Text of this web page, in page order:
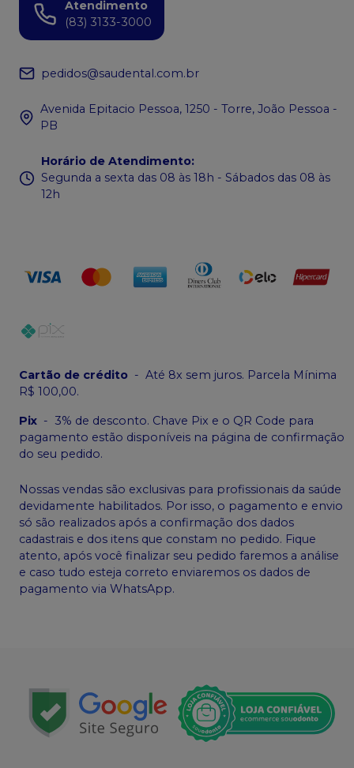
Atendimento
(83) 3133-3000
pedidos@saudental.com.br
Avenida Epitacio Pessoa, 1250 - Torre, João Pessoa -
PB
Horário de Atendimento:
Segunda a sexta das 08 às 18h - Sábados das 08 às
12h
Cartão de crédito - Até 8x sem juros. Parcela Mínima
R$ 100,00.
Pix - 3% de desconto. Chave Pix e o QR Code para
pagamento estão disponíveis na página de confirmação
do seu pedido.
Nossas vendas são exclusivas para profissionais da saúde
devidamente habilitados. Por isso, o pagamento e envio
só são realizados após a confirmação dos dados
cadastrais e dos itens que constam no pedido. Fique
atento, após você finalizar seu pedido faremos a análise
e caso tudo esteja correto enviaremos os dados de
pagamento via WhatsApp.